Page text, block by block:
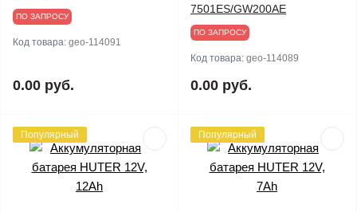
ПО ЗАПРОСУ
Код товара: geo-114091
0.00 руб.
7501ES/GW200AE
ПО ЗАПРОСУ
Код товара: geo-114089
0.00 руб.
Популярный Популярный